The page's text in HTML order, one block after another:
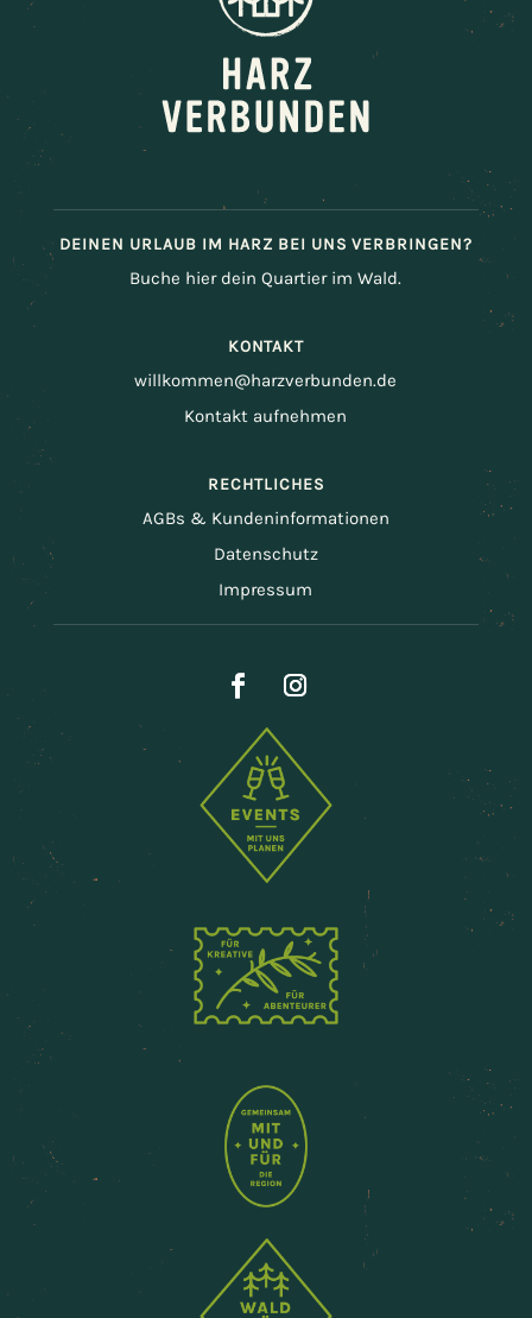
DEINEN URLAUB IM HARZ BEI UNS VERBRINGEN?
Buche hier dein Quartier im Wald.
KONTAKT
willkommen@harzverbunden.de
Kontakt aufnehmen
RECHTLICHES
AGBs & Kundeninformationen
Datenschutz
Impressum